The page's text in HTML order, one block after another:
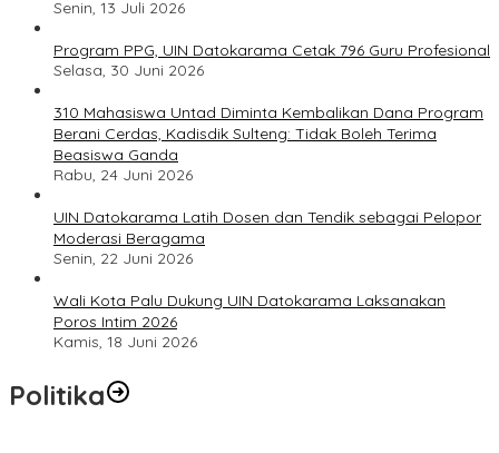
Senin, 13 Juli 2026
Program PPG, UIN Datokarama Cetak 796 Guru Profesional
Selasa, 30 Juni 2026
310 Mahasiswa Untad Diminta Kembalikan Dana Program
Berani Cerdas, Kadisdik Sulteng: Tidak Boleh Terima
Beasiswa Ganda
Rabu, 24 Juni 2026
UIN Datokarama Latih Dosen dan Tendik sebagai Pelopor
Moderasi Beragama
Senin, 22 Juni 2026
Wali Kota Palu Dukung UIN Datokarama Laksanakan
Poros Intim 2026
Kamis, 18 Juni 2026
Politika